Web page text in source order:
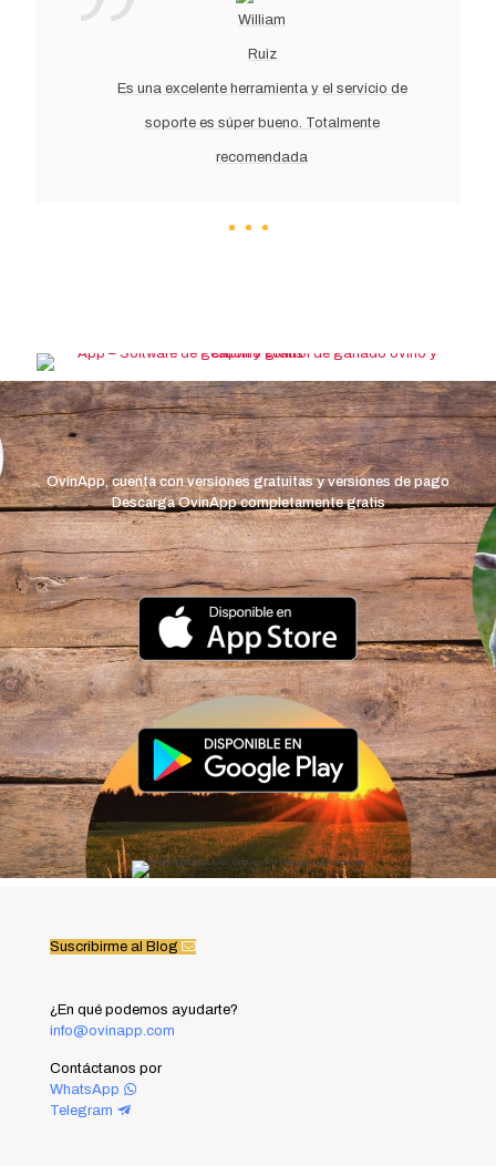
Es una excelente herramienta y el servicio de
soporte es súper bueno. Totalmente
recomendada
OvinApp, cuenta con versiones gratuitas y versiones de pago
Descarga OvinApp completamente gratis
Suscribirme al Blog
¿En qué podemos ayudarte?
info@ovinapp.com
Contáctanos por
WhatsApp
Telegram